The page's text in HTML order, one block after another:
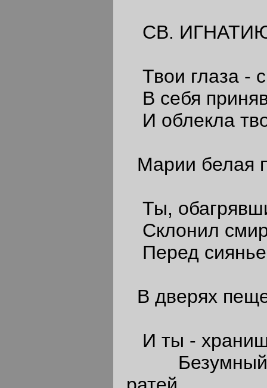
СВ.
Твои глаза -
В себя
И облекла
Марии белая
Ты,
Склонил
Перед
В дверях
И ты -
Безумный